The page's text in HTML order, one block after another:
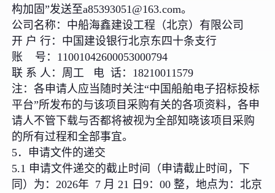
构加固”发送至a85393051@163.com。
公司名称：中船海鑫建设工程（北京）有限公司
开 户 行：中国建设银行北京东四十条支行
账 号：11001042600053000794
联 系 人：周工 电 话：18210011579
注：各申请人应当随时关注“中国船舶电子招标投标
平台”所发布的与该项目采购有关的各项资料，各申
请人不管下载与否都将被视为全部知晓该项目采购
的所有过程和全部事宜。
5．申请文件的递交
5.1 申请文件递交的截止时间（申请截止时间，下
同）为：2026年 7 月 21 日9：00 整，地点为：北京